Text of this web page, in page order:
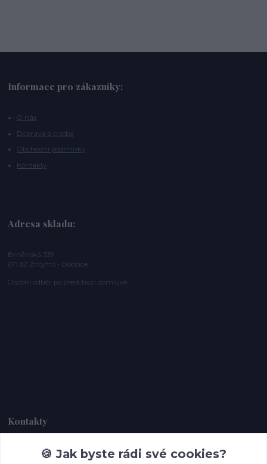
Informace pro zákazníky:
O nás
Doprava a platba
Obchodní podmínky
Kontakty
Adresa skladu:
Brněnská 339
671 82 Znojmo - Dobšice
Osobní odběr po předchozí domluvě.
Kontakty
Dagmar Handlová
🍪 Jak byste rádi své cookies?